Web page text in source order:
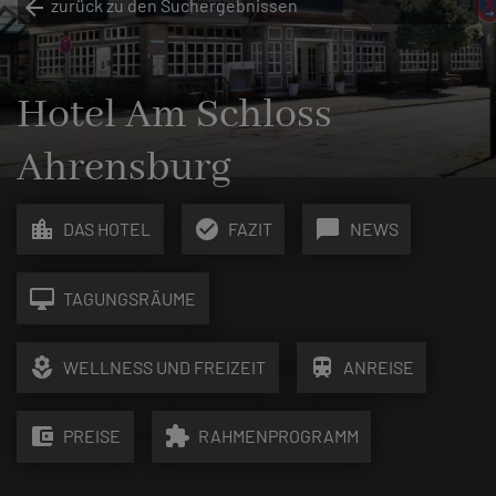
arrow_back zurück zu den Suchergebnissen
Hotel Am Schloss
Ahrensburg
location_city DAS HOTEL check_circle FAZIT chat_bubble NEWS
desktop_mac TAGUNGSRÄUME
local_florist WELLNESS UND FREIZEIT train ANREISE
account_balance_wallet PREISE extension RAHMENPROGRAMM